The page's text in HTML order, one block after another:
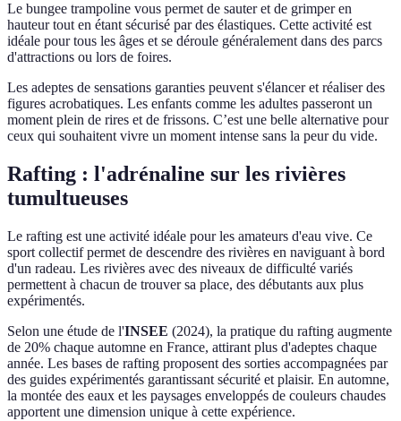
Le bungee trampoline vous permet de sauter et de grimper en
hauteur tout en étant sécurisé par des élastiques. Cette activité est
idéale pour tous les âges et se déroule généralement dans des parcs
d'attractions ou lors de foires.
Les adeptes de sensations garanties peuvent s'élancer et réaliser des
figures acrobatiques. Les enfants comme les adultes passeront un
moment plein de rires et de frissons. C’est une belle alternative pour
ceux qui souhaitent vivre un moment intense sans la peur du vide.
Rafting : l'adrénaline sur les rivières
tumultueuses
Le rafting est une activité idéale pour les amateurs d'eau vive. Ce
sport collectif permet de descendre des rivières en naviguant à bord
d'un radeau. Les rivières avec des niveaux de difficulté variés
permettent à chacun de trouver sa place, des débutants aux plus
expérimentés.
Selon une étude de l'INSEE (2024), la pratique du rafting augmente
de 20% chaque automne en France, attirant plus d'adeptes chaque
année. Les bases de rafting proposent des sorties accompagnées par
des guides expérimentés garantissant sécurité et plaisir. En automne,
la montée des eaux et les paysages enveloppés de couleurs chaudes
apportent une dimension unique à cette expérience.